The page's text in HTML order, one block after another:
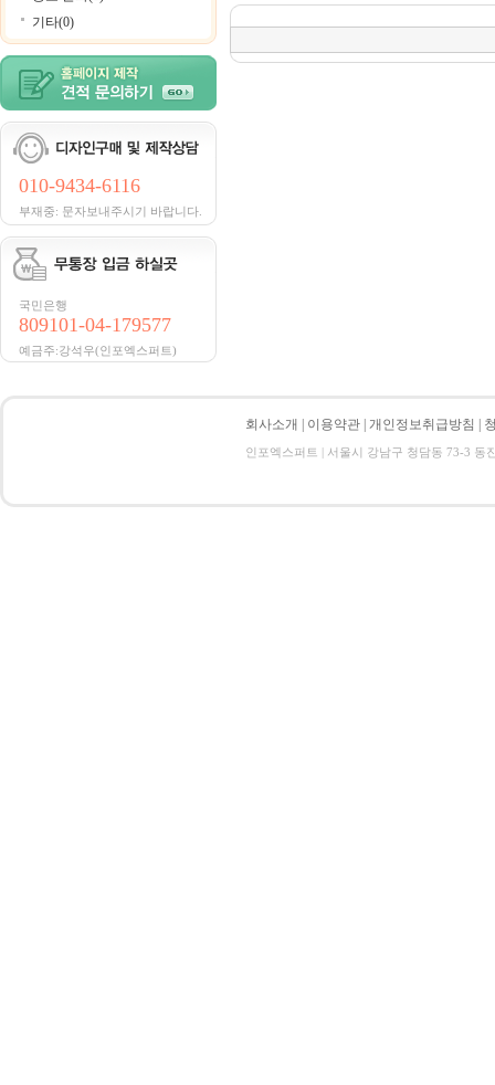
기타(0)
010-9434-6116
부재중: 문자보내주시기 바랍니다.
국민은행
809101-04-179577
예금주:강석우(인포엑스퍼트)
회사소개 이용약관 개인정보취급방침
인포엑스퍼트 | 서울시 강남구 청담동 73-3 동